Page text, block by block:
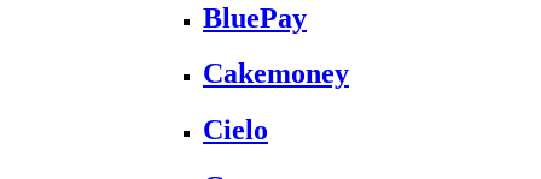
BluePay
Cakemoney
Cielo